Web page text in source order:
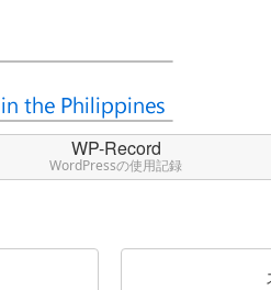
WP-Record
WordPressの使用記録